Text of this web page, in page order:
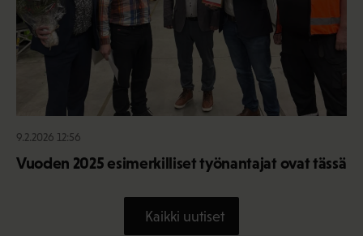
9.2.2026 12:56
Vuoden 2025 esimerkilliset työnantajat ovat tässä
Kaikki uutiset